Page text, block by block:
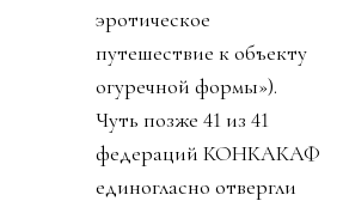
эротическое
путешествие к объекту
огуречной формы»).
Чуть позже 41 из 41
федераций КОНКАКАФ
единогласно отвергли